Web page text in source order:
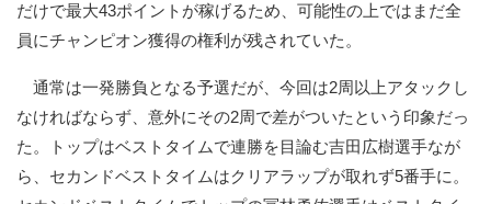
だけで最大43ポイントが稼げるため、可能性の上ではまだ全
員にチャンピオン獲得の権利が残されていた。
通常は一発勝負となる予選だが、今回は2周以上アタックし
なければならず、意外にその2周で差がついたという印象だっ
た。トップはベストタイムで連勝を目論む吉田広樹選手なが
ら、セカンドベストタイムはクリアラップが取れず5番手に。